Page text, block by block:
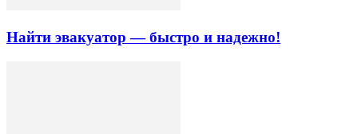
Найти эвакуатор — быстро и надежно!